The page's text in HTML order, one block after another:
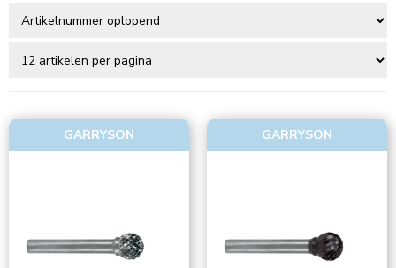
Tandvorm
3 fine(10)
GARRYSON GARRYSON